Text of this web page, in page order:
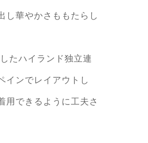
し華やかさももたらし
たハイランド独立連
インでレイアウトし
用できるように工夫さ